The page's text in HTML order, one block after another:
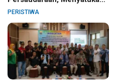
Langkah Mahasiswa Papua
PERISTIWA